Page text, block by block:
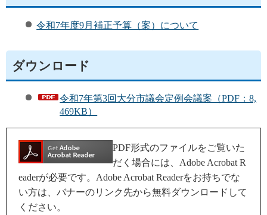
令和7年度9月補正予算（案）について
ダウンロード
令和7年第3回大分市議会定例会議案（PDF：8,
469KB）
PDF形式のファイルをご覧いた
だく場合には、Adobe Acrobat R
eaderが必要です。Adobe Acrobat Readerをお持ちでな
い方は、バナーのリンク先から無料ダウンロードして
ください。